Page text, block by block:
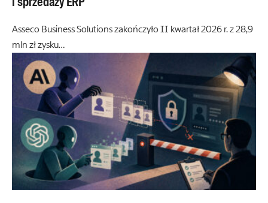
Asseco Business Solutions zakończyło II kwartał 2026 r. z 28,9
mln zł zysku…